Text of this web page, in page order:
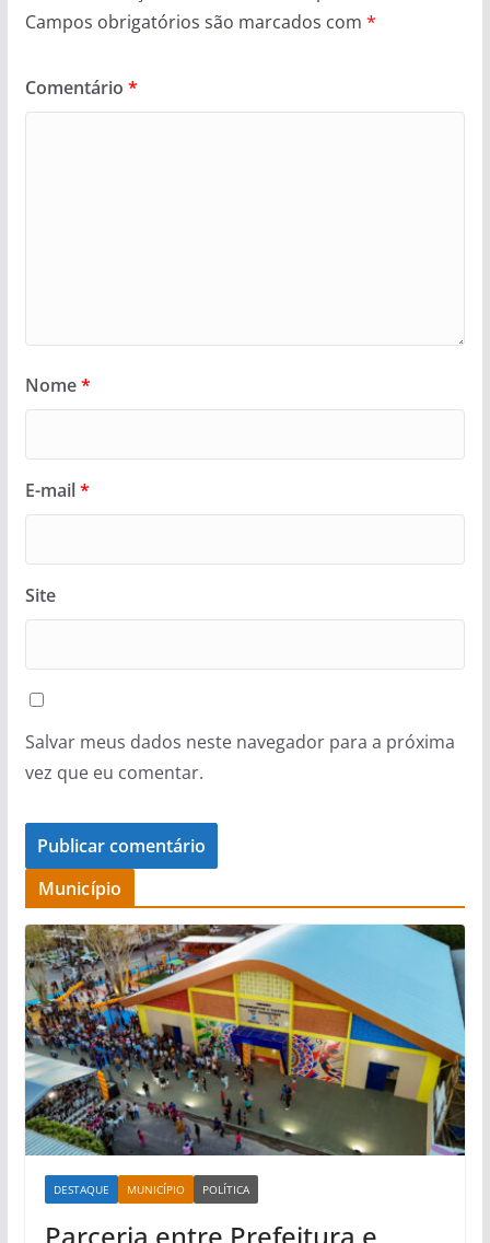
Campos obrigatórios são marcados com *
Comentário *
Nome*
E-mail*
Site
Salvar meus dados neste navegador para a próxima
vez que eu comentar.
Município
DESTAQUE MUNICÍPIO POLÍTICA